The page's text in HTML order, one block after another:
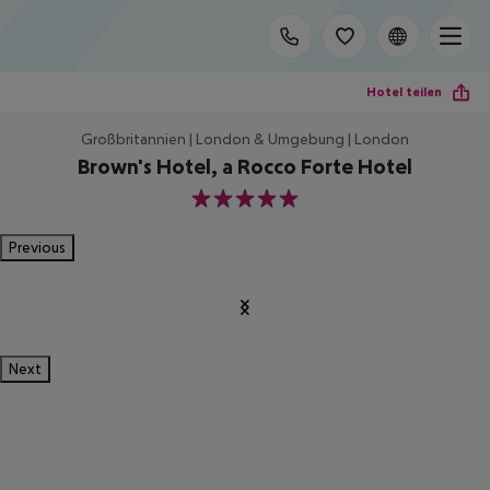
Hotel teilen
Großbritannien | London & Umgebung | London
Brown's Hotel, a Rocco Forte Hotel
5
Previous
Next